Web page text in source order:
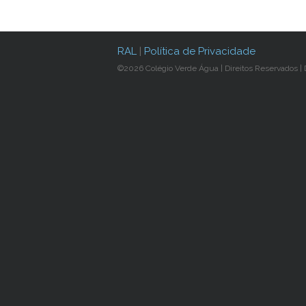
RAL | Política de Privacidade
©2026 Colégio Verde Água | Direitos Reservados |